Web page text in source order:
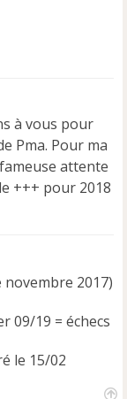
à vous pour
Pma. Pour ma
attente
+++ pour 2018
2017)
09/19 = échecs
le 15/02